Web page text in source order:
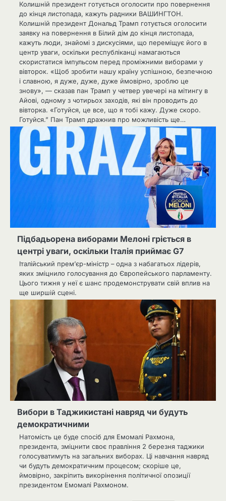
Колишній президент готується оголосити про повернення
до кінця листопада, кажуть радники ВАШИНГТОН.
Колишній президент Дональд Трамп готується оголосити
заявку на повернення в Білий дім до кінця листопада,
кажуть люди, знайомі з дискусіями, що переміщує його в
центр уваги, оскільки республіканці намагаються
скористатися імпульсом перед проміжними виборами у
вівторок. «Щоб зробити нашу країну успішною, безпечною
і славною, я дуже, дуже, дуже ймовірно, зроблю це
знову», — сказав пан Трамп у четвер увечері на мітингу в
Айові, одному з чотирьох заходів, які він проводить до
вівторка. «Готуйся, це все, що я тобі кажу. Дуже скоро.
Готуйся.” Пан Трамп дражнив про можливість ще…
Підбадьорена виборами Мелоні гріється в
центрі уваги, оскільки Італія приймає G7
Італійський прем’єр-міністр – одна з набагатьох лідерів,
яких зміцнило голосування до Європейського парламенту.
Цього тижня у неї є шанс продемонструвати свій вплив на
ще ширшій сцені.
Вибори в Таджикистані навряд чи будуть
демократичними
Натомість це буде спосіб для Емомалі Рахмона,
президента, зміцнити своє правління 2 березня таджики
голосуватимуть на загальних виборах. Ці навчання навряд
чи будуть демократичним процесом; скоріше це,
ймовірно, закріпить викорінення політичної опозиції
президентом Емомалі Рахмоном.